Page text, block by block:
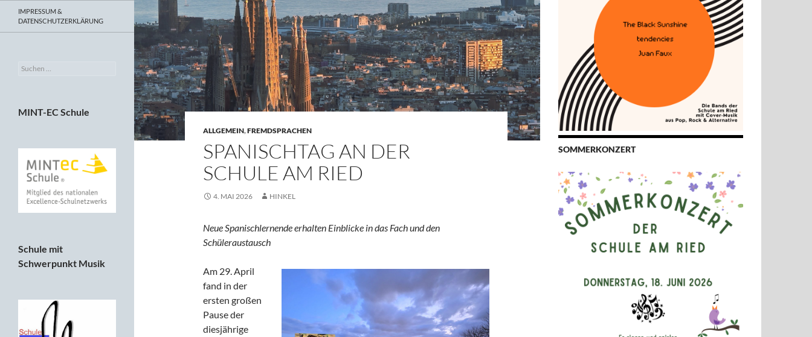
ALLGEMEIN,FREMDSPRACHEN
SPANISCHTAG AN DER
SCHULE AM RIED
4. MAI 2026 HINKEL
Neue Spanischlernende erhalten Einblicke in das Fach und den
Schüleraustausch
Am 29. April
fand in der
ersten großen
Pause der
diesjährige
SOMMERKONZERT
IMPRESSUM &
DATENSCHUTZERKLÄRUNG
Suchen
MINT-EC Schule
Schule mit
Schwerpunkt Musik